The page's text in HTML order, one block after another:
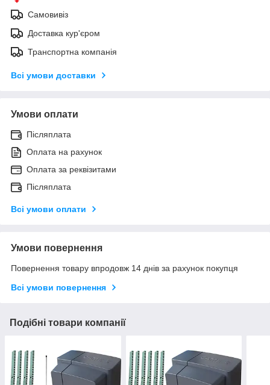
Самовивіз
Доставка кур'єром
Транспортна компанія
Всі умови доставки
Умови оплати
Післяплата
Оплата на рахунок
Оплата за реквізитами
Післяплата
Всі умови оплати
Умови повернення
Повернення товару впродовж 14 днів за рахунок покупця
Всі умови повернення
Подібні товари компанії